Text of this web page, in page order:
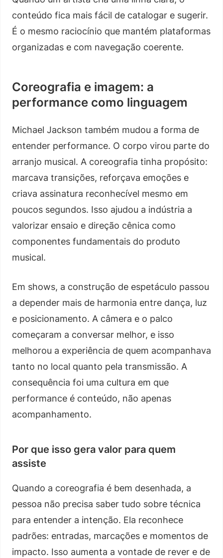
conteúdo fica mais fácil de catalogar e sugerir.
É o mesmo raciocínio que mantém plataformas
organizadas e com navegação coerente.
Coreografia e imagem: a
performance como linguagem
Michael Jackson também mudou a forma de
entender performance. O corpo virou parte do
arranjo musical. A coreografia tinha propósito:
marcava transições, reforçava emoções e
criava assinatura reconhecível mesmo em
poucos segundos. Isso ajudou a indústria a
valorizar ensaio e direção cênica como
componentes fundamentais do produto
musical.
Em shows, a construção de espetáculo passou
a depender mais de harmonia entre dança, luz
e posicionamento. A câmera e o palco
começaram a conversar melhor, e isso
melhorou a experiência de quem acompanhava
tanto no local quanto pela transmissão. A
consequência foi uma cultura em que
performance é conteúdo, não apenas
acompanhamento.
Por que isso gera valor para quem
assiste
Quando a coreografia é bem desenhada, a
pessoa não precisa saber tudo sobre técnica
para entender a intenção. Ela reconhece
padrões: entradas, marcações e momentos de
impacto. Isso aumenta a vontade de rever e de